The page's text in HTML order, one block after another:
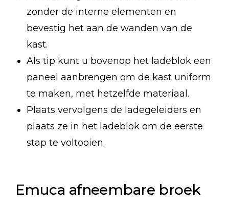
zonder de interne elementen en
bevestig het aan de wanden van de
kast.
Als tip kunt u bovenop het ladeblok een
paneel aanbrengen om de kast uniform
te maken, met hetzelfde materiaal.
Plaats vervolgens de ladegeleiders en
plaats ze in het ladeblok om de eerste
stap te voltooien.
Emuca afneembare broek